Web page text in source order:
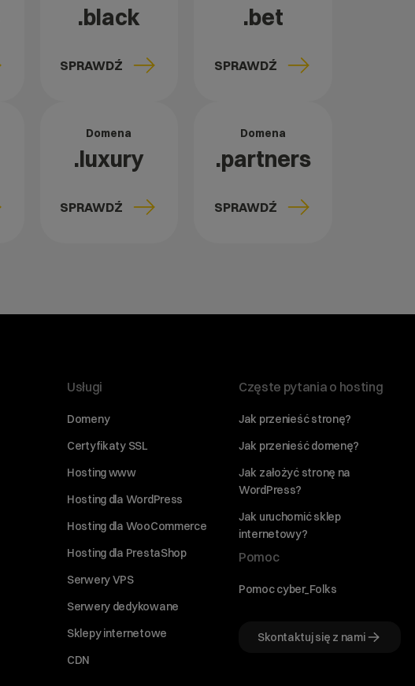
.black
SPRAWDŹ
.bet
SPRAWDŹ
Domena
.luxury
SPRAWDŹ
Domena
.partners
SPRAWDŹ
Usługi
Domeny
Certyfikaty SSL
Hosting www
Hosting dla WordPress
Hosting dla WooCommerce
Hosting dla PrestaShop
Serwery VPS
Serwery dedykowane
Sklepy internetowe
CDN
Częste pytania o hosting
Jak przenieść stronę?
Jak przenieść domenę?
Jak założyć stronę na
WordPress?
Jak uruchomić sklep
internetowy?
Pomoc
Pomoc cyber_Folks
Skontaktuj się z nami